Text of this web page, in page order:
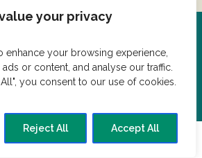
your privacy
enhance your browsing experience,
or content, and analyse our traffic.
you consent to our use of cookies.
Reject All Accept All
Del din ret her!
ret du vil dele?